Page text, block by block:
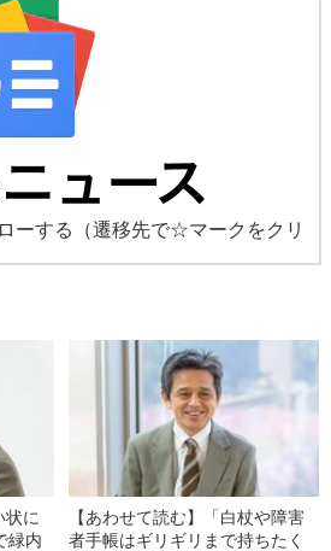
ーする
（遷移先で☆マークをクリ
状に
緑内
【あわせて読む】「白杖や障害
者手帳はギリギリまで持ちたく